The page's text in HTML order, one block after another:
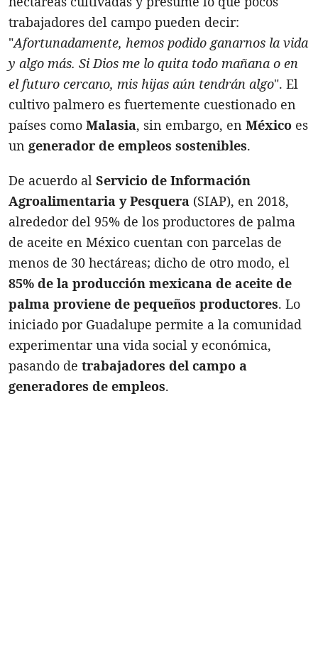
trabajadores del campo pueden decir:
"Afortunadamente, hemos podido ganarnos la vida
y algo más. Si Dios me lo quita todo mañana o en
el futuro cercano, mis hijas aún tendrán algo". El
cultivo palmero es fuertemente cuestionado en
países como Malasia, sin embargo, en México es
un generador de empleos sostenibles.
De acuerdo al Servicio de Información
Agroalimentaria y Pesquera (SIAP), en 2018,
alrededor del 95% de los productores de palma
de aceite en México cuentan con parcelas de
menos de 30 hectáreas; dicho de otro modo, el
85% de la producción mexicana de aceite de
palma proviene de pequeños productores. Lo
iniciado por Guadalupe permite a la comunidad
experimentar una vida social y económica,
pasando de trabajadores del campo a
generadores de empleos.